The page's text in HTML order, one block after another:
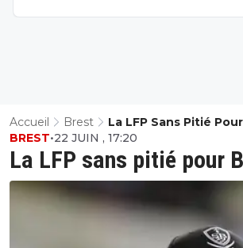
Accueil Brest La LFP Sans Pitié
La LFP sans pitié pour
BREST•22 JUIN , 17:20